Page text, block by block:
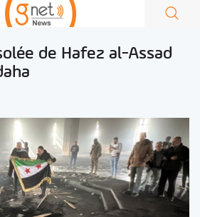
de Hafez al-Assad